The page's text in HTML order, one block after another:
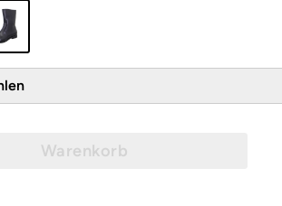
Warenkorb